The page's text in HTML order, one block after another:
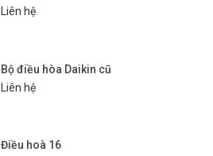
Liên hệ
Bộ điều hòa Daikin cũ
Liên hệ
Điều hoà 16